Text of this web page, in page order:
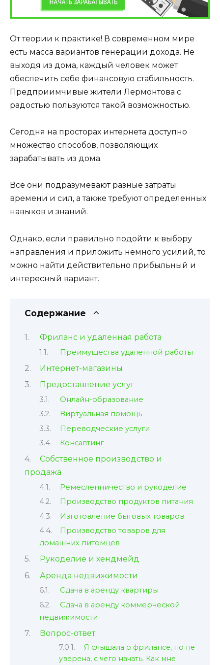
От теории к практике! В современном мире
есть масса вариантов генерации дохода. Не
выходя из дома, каждый человек может
обеспечить себе финансовую стабильность.
Предприимчивые жители Лермонтова с
радостью пользуются такой возможностью.
Сегодня на просторах интернета доступно
множество способов, позволяющих
зарабатывать из дома.
Все они подразумевают разные затраты
времени и сил, а также требуют определенных
навыков и знаний.
Однако, если правильно подойти к выбору
направления и приложить немного усилий, то
можно найти действительно прибыльный и
интересный вариант.
Содержание
Фриланс и удаленная работа
Преимущества удаленной работы
Интернет-магазины
Предоставление услуг
Онлайн-образование
Виртуальная помощь
Переводческие услуги
Консалтинг
Собственное производство и
продажа
Ремесленничество и рукоделие
Производство продуктов питания
Изготовление бытовых товаров
Производство товаров для
домашних питомцев
Рукоделие и хендмейд
Аренда недвижимости
Сдача в аренду квартиры
Сдача в аренду коммерческой
недвижимости
Вопрос-ответ:
Я слышала о фрилансе, но не
уверена, с чего начать. Как мне